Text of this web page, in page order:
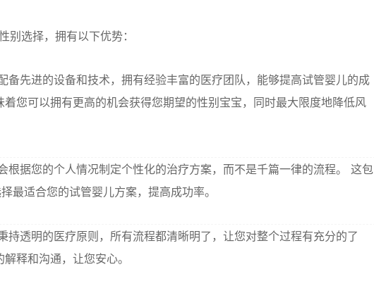
别选择，拥有以下优势：
备先进的设备和技术，拥有经验丰富的医疗团队，能够提高试管婴儿的成
您可以拥有更高的机会获得您期望的性别宝宝，同时最大限度地降低风
根据您的个人情况制定个性化的治疗方案，而不是千篇一律的流程。 这包
最适合您的试管婴儿方案，提高成功率。
持透明的医疗原则，所有流程都清晰明了，让您对整个过程有充分的了
释和沟通，让您安心。